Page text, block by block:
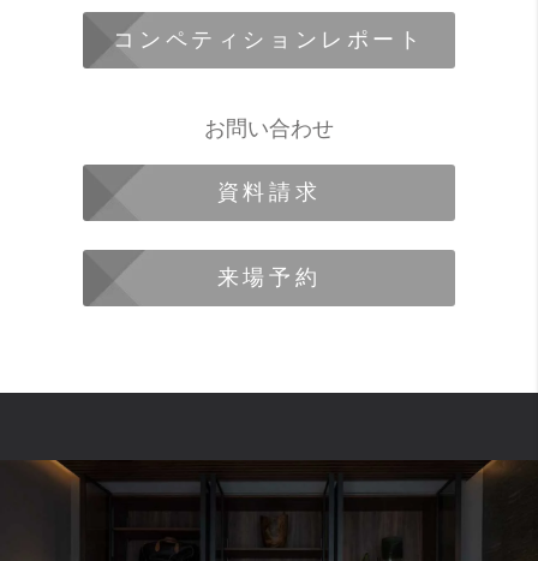
コンペティションレポート
お問い合わせ
資料請求
来場予約